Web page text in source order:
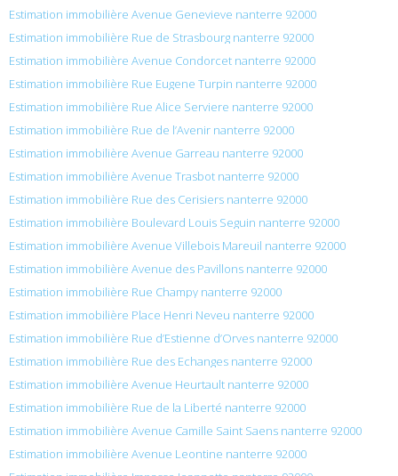
Estimation immobilière Avenue Genevieve nanterre 92000
Estimation immobilière Rue de Strasbourg nanterre 92000
Estimation immobilière Avenue Condorcet nanterre 92000
Estimation immobilière Rue Eugene Turpin nanterre 92000
Estimation immobilière Rue Alice Serviere nanterre 92000
Estimation immobilière Rue de l’Avenir nanterre 92000
Estimation immobilière Avenue Garreau nanterre 92000
Estimation immobilière Avenue Trasbot nanterre 92000
Estimation immobilière Rue des Cerisiers nanterre 92000
Estimation immobilière Boulevard Louis Seguin nanterre 92000
Estimation immobilière Avenue Villebois Mareuil nanterre 92000
Estimation immobilière Avenue des Pavillons nanterre 92000
Estimation immobilière Rue Champy nanterre 92000
Estimation immobilière Place Henri Neveu nanterre 92000
Estimation immobilière Rue d’Estienne d’Orves nanterre 92000
Estimation immobilière Rue des Echanges nanterre 92000
Estimation immobilière Avenue Heurtault nanterre 92000
Estimation immobilière Rue de la Liberté nanterre 92000
Estimation immobilière Avenue Camille Saint Saens nanterre 92000
Estimation immobilière Avenue Leontine nanterre 92000